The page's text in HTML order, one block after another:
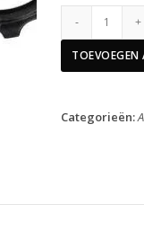
Shimano
Wielset
6/7/8
Alivio
M410
Categorieën: